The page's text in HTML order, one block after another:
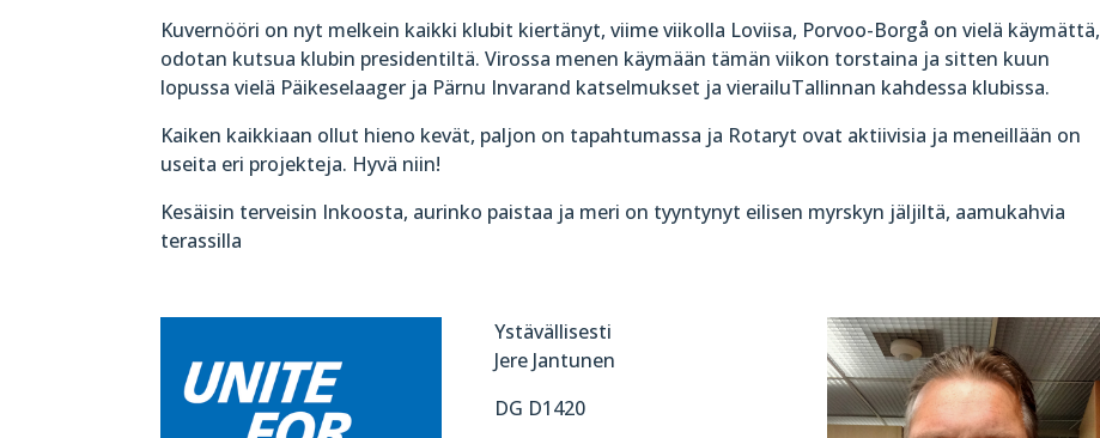
Kuvernööri on nyt melkein kaikki klubit kiertänyt, viime viikolla Loviisa, Porvoo-Borgå on vielä käymättä,
odotan kutsua klubin presidentiltä. Virossa menen käymään tämän viikon torstaina ja sitten kuun
lopussa vielä Päikeselaager ja Pärnu Invarand katselmukset ja vierailuTallinnan kahdessa klubissa.
Kaiken kaikkiaan ollut hieno kevät, paljon on tapahtumassa ja Rotaryt ovat aktiivisia ja meneillään on
useita eri projekteja. Hyvä niin!
Kesäisin terveisin Inkoosta, aurinko paistaa ja meri on tyyntynyt eilisen myrskyn jäljiltä, aamukahvia
terassilla
Ystävällisesti
Jere Jantunen
DG D1420